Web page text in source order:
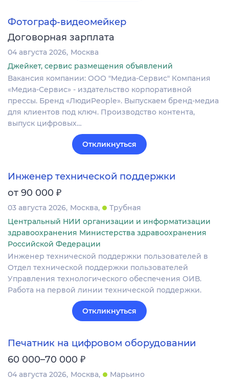
Фотограф-видеомейкер
Договорная зарплата
04 августа 2026 Москва
Джейкет, сервис размещения объявлений
Вакансия компании: ООО "Медиа-Сервис" Компания
«Медиа-Сервис» - издательство корпоративной
прессы. Бренд «ЛюдиPeople». Выпускаем бренд-медиа
для клиентов под ключ. Производство контента,
выпуск цифровых…
Откликнуться
Инженер технической поддержки
от 90 000 ₽
03 августа 2026 Москва
Трубная
Центральный НИИ организации и информатизации
здравоохранения Министерства здравоохранения
Российской Федерации
Инженер технической поддержки пользователей в
Отдел технической поддержки пользователей
Управления технологического обеспечения ОИВ.
Работа на первой линии технической поддержки.
Откликнуться
Печатник на цифровом оборудовании
60 000–70 000 ₽
04 августа 2026 Москва
Марьино